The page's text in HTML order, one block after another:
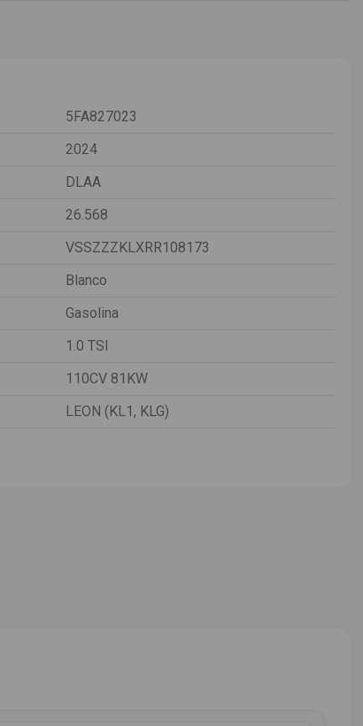
5FA827023
2024
DLAA
26.568
VSSZZZKLXRR108173
Blanco
Gasolina
1.0 TSI
110CV 81KW
LEON (KL1, KLG)